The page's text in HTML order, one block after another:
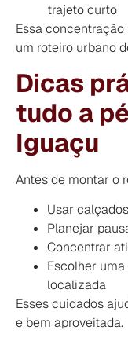
trajeto curto
Essa
um roteiro urbano
Dicas
tudo a
Iguaçu
Antes de montar o
Usar
Planejar
Concentrar
Escolher
localizada
Esses cuidados
e bem aproveitada.